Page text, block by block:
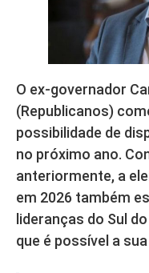
O ex-governador
(Republicanos)
possibilidade de
no próximo ano.
anteriormente, a
em 2026 também
lideranças do Sul
que é possível a